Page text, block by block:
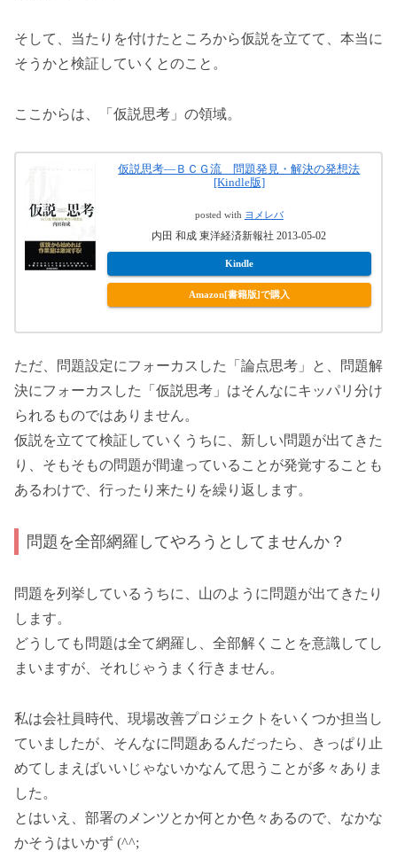
そして、当たりを付けたところから仮説を立てて、本当に
そうかと検証していくとのこと。
ここからは、「仮説思考」の領域。
仮説思考―ＢＣＧ流 問題発見・解決の発想法
[Kindle版]
posted with ヨメレバ
内田 和成 東洋経済新報社 2013-05-02
Kindle
Amazon[書籍版]で購入
ただ、問題設定にフォーカスした「論点思考」と、問題解
決にフォーカスした「仮説思考」はそんなにキッパリ分け
られるものではありません。
仮説を立てて検証していくうちに、新しい問題が出てきた
り、そもそもの問題が間違っていることが発覚することも
あるわけで、行ったり来たりを繰り返します。
問題を全部網羅してやろうとしてませんか？
問題を列挙しているうちに、山のように問題が出てきたり
します。
どうしても問題は全て網羅し、全部解くことを意識してし
まいますが、それじゃうまく行きません。
私は会社員時代、現場改善プロジェクトをいくつか担当し
ていましたが、そんなに問題あるんだったら、きっぱり止
めてしまえばいいじゃないかなんて思うことが多々ありま
した。
とはいえ、部署のメンツとか何とか色々あるので、なかな
かそうはいかず (^^;